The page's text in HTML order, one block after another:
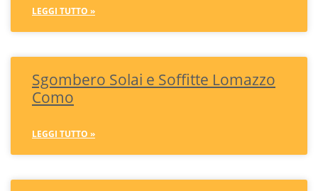
LEGGI TUTTO »
Sgombero Solai e Soffitte Lomazzo
Como
LEGGI TUTTO »